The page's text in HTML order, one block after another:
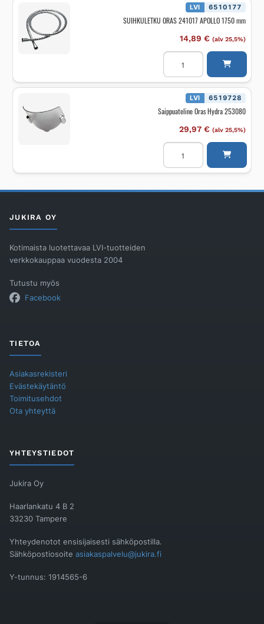
LVI 6510177
SUIHKULETKU ORAS 241017 APOLLO 1750 mm
14,89 € (alv 25,5%)
SUIHKULETKU
ORAS
241017
APOLLO
1750
määrä
LVI 6519728
Saippuateline Oras Hydra 253080
29,97 € (alv 25,5%)
Saippuateline
Hydra
253080
JUKIRA OY
Kotimaista luotettavaa LVI-tuotteiden
verkkokauppaa vuodesta 2004
Tutustu myös
Facebook
TIETOA
Asiakasrekisteri
Evästekäytäntö
Toimitusehdot
Ota yhteyttä
YHTEYSTIEDOT
Jukira Oy
Haarlankatu 4 B 2
33230 Tampere
Yhteydenotot ensisijaisesti sähköpostilla.
Sähköpostiosoite asiakaspalvelu@jukira.fi
Y-tunnus: 1914565-6